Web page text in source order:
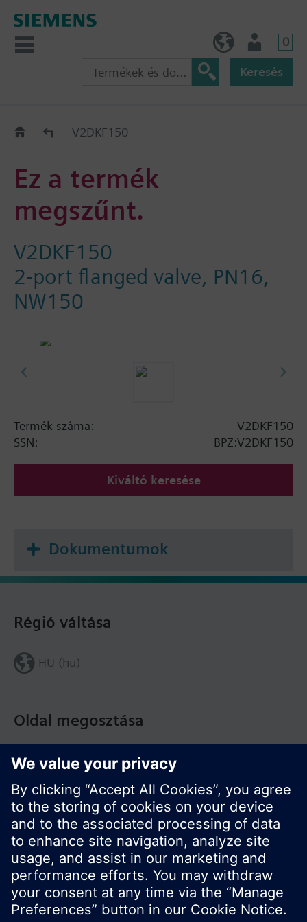
0
Keresés
Régi-Új Kiváltási segédlet
V2DKF150
Ez a termék
megszűnt.
V2DKF150
2-port flanged valve, PN16,
NW150
Termék száma:
V2DKF150
SSN:
BPZ:V2DKF150
Kiváltó keresése
Dokumentumok
Oldal megosztása
Régió váltása
HU (hu)
© Siemens Switzerland Ltd. Building Technologies
Division - 2016